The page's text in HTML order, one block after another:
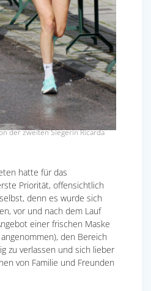
der zweiten Siegerin Ricarda
hatte für das
Priorität, offensichtlich
denn es wurde sich
vor und nach dem Lauf
einer frischen Maske
den Bereich
zu verlassen und sich lieber
von Familie und Freunden